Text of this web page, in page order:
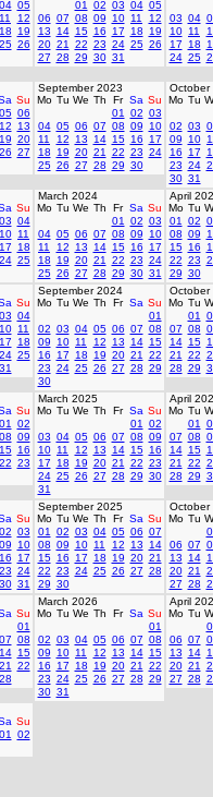
04 05
11
12
18
19
25 26
01 02 03 04 05
06 07 08 09 10 11
12
13
14 15 16 17 18
19
20 21 22 23 24 25 26
27 28 29 30 31
03 04
10 11
17
18
24 25
Su
05 06
12
13
19 20
26 27
September 2023
Mo Tu We Th Fr Sa Su
01
02 03
04 05 06 07 08 09
10
11
12 13 14 15 16
17
18
19 20 21 22 23 24
25 26 27 28 29 30
October
Mo Tu
02 03
09
10
16
17
23 24
30 31
Su
03 04
10 11
17
18
24 25
March 2024
Mo Tu We Th Fr Sa Su
01
02 03
04 05 06 07 08 09
10
11
12 13 14 15 16
17
18
19 20 21 22 23 24
25 26 27 28 29 30 31
April
Mo Tu
01
02
08 09
15 16
22 23
29 30
Su
03 04
10 11
17
18
24 25
31
September 2024
Mo Tu We Th Fr Sa Su
01
02 03 04 05 06 07 08
09
10 11 12 13 14 15
16
17 18 19 20 21
22
23 24 25 26 27 28 29
30
October
Mo Tu
01
07 08
14 15
21
22
28 29
Su
01
02
08 09
15 16
22 23
March 2025
Mo Tu We Th Fr Sa Su
01
02
03 04 05 06 07 08 09
10 11 12 13 14 15 16
17
18 19 20 21 22 23
24 25 26 27 28 29 30
31
April
Mo Tu
01
07 08
14 15
21
22
28 29
Su
02 03
09
10
16
17
23 24
30 31
September 2025
Mo Tu We Th Fr Sa Su
01
02 03 04 05 06 07
08 09 10 11 12 13
14
15 16 17 18 19 20 21
22 23 24 25 26 27 28
29 30
October
Mo Tu
06 07
13
14
20 21
27 28
Su
01
07 08
14 15
21
22
28
March 2026
Mo Tu We Th Fr Sa Su
01
02 03 04 05 06 07 08
09
10 11 12 13 14 15
16
17 18 19 20 21
22
23 24 25 26 27 28 29
30 31
April
Mo Tu
06 07
13
14
20 21
27 28
Su
01
02